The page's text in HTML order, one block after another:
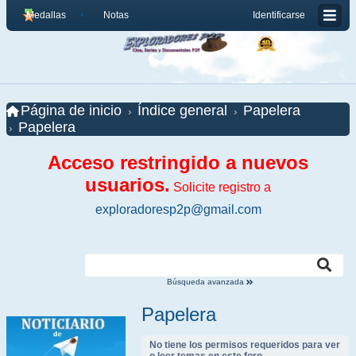
Identificarse
Medallas Notas
Página de inicio Índice general
Papelera
Papelera
Acceso restringido a nuevos
usuarios. Solicite registro a
exploradoresp2p@gmail.com
Búsqueda avanzada
Papelera
No tiene los permisos requeridos para ver